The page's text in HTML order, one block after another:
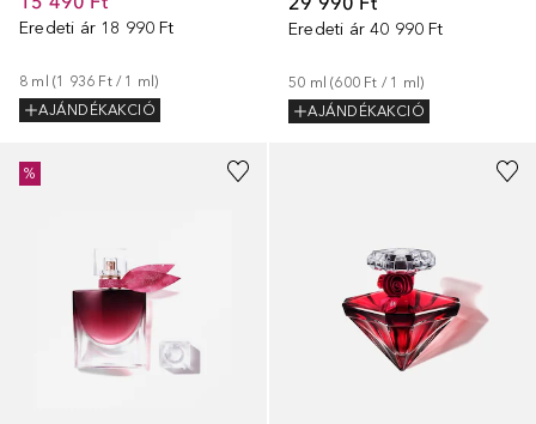
Eredeti ár 18 990 Ft
8 ml (1 936 Ft / 1 ml)
AJÁNDÉKAKCIÓ
Eredeti ár 40 990 Ft
50 ml (600 Ft / 1 ml)
AJÁNDÉKAKCIÓ
%